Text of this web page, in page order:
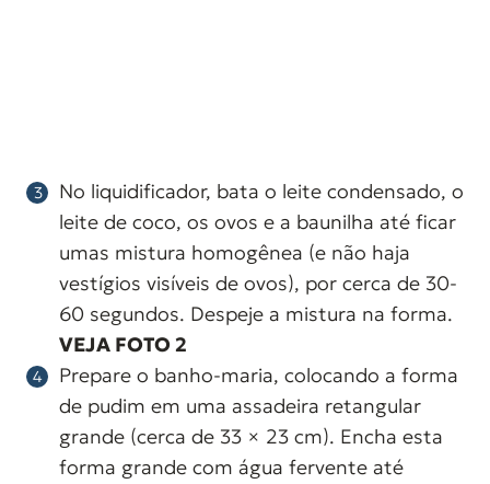
No liquidificador, bata o leite condensado, o
leite de coco, os ovos e a baunilha até ficar
umas mistura homogênea (e não haja
vestígios visíveis de ovos), por cerca de 30-
60 segundos. Despeje a mistura na forma.
VEJA FOTO 2
Prepare o banho-maria, colocando a forma
de pudim em uma assadeira retangular
grande (cerca de 33 × 23 cm). Encha esta
forma grande com água fervente até